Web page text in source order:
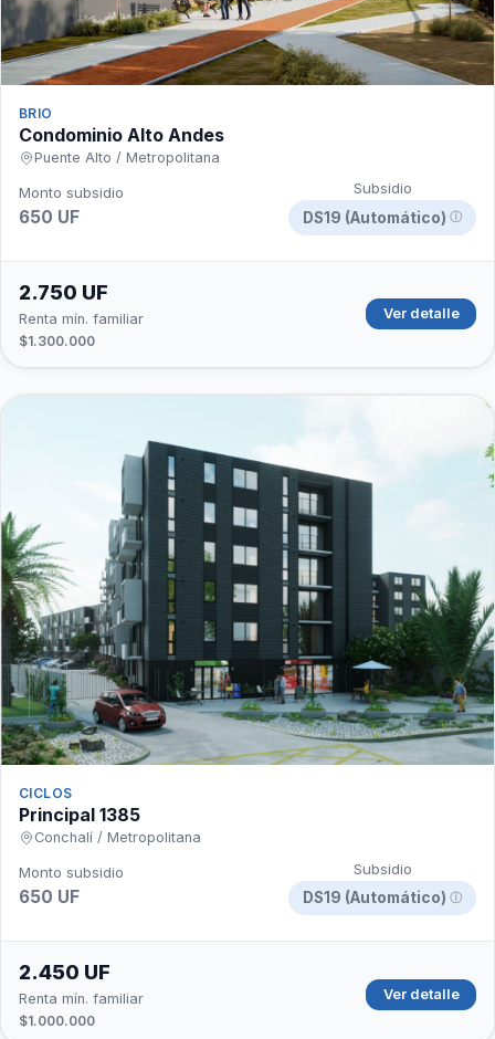
BRIO
Condominio Alto Andes
Puente Alto / Metropolitana
Monto subsidio
650 UF
Subsidio
DS19 (Automático) ⓘ
2.750 UF
Renta mín. familiar
$1.300.000
Ver detalle
CICLOS
Principal 1385
Conchalí / Metropolitana
Monto subsidio
650 UF
Subsidio
DS19 (Automático) ⓘ
2.450 UF
Renta mín. familiar
$1.000.000
Ver detalle